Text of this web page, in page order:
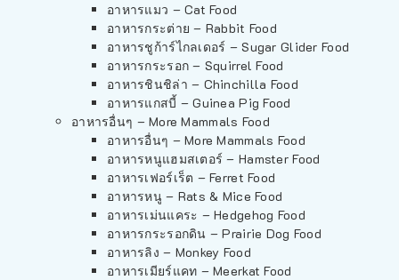
อาหารแมว – Cat Food
อาหารกระต่าย – Rabbit Food
อาหารชูก้าร์ไกลเดอร์ – Sugar Glider Food
อาหารกระรอก – Squirrel Food
อาหารชินชิล่า – Chinchilla Food
อาหารแกสบี้ – Guinea Pig Food
อาหารอื่นๆ – More Mammals Food
อาหารอื่นๆ – More Mammals Food
อาหารหนูแฮมสเตอร์ – Hamster Food
อาหารเฟอร์เร็ต – Ferret Food
อาหารหนู – Rats & Mice Food
อาหารเม่นแคระ – Hedgehog Food
อาหารกระรอกดิน – Prairie Dog Food
อาหารลิง – Monkey Food
อาหารเมียร์แคท – Meerkat Food